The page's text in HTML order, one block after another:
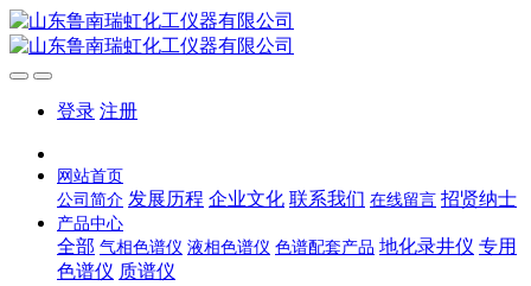
登录 注册
网站首页
公司简介 发展历程 企业文化 联系我们 在线留言 招贤纳士
产品中心
全部 气相色谱仪 液相色谱仪 色谱配套产品 地化录井仪 专用
色谱仪 质谱仪